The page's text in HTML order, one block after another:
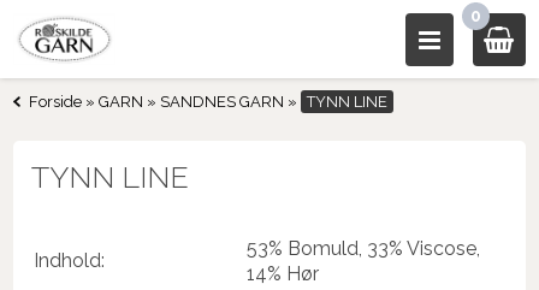
0
Forside »GARN » SANDNES GARN » TYNN LINE
TYNN LINE
Indhold:
53% Bomuld, 33% Viscose,
14% Hør